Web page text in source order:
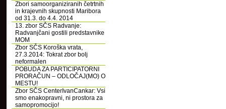
Zbori samoorganiziranih četrtnih
in krajevnih skupnosti Maribora
od 31.3. do 4.4. 2014
13. zbor SČS Radvanje:
Radvanjčani gostili predstavnike
MOM
Zbor SČS Koroška vrata,
27.3.2014: Tokrat zbor bolj
neformalen
POBUDA ZA PARTICIPATORNI
PRORAČUN – ODLOČAJ(MO) O
MESTU!
Zbor SČS CenterIvanCankar: Vsi
smo enakopravni, ni prostora za
samopromocijo!